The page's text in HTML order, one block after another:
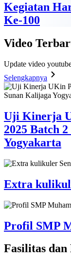
Kegiatan
Ke-100
Video
Update video
Selengkapnya
Uji Kinerja
2025 Batch
Yogyakarta
Extra
Profil SMP
Fasilitas dan